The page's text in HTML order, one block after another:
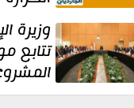
مائل
و... وزيرة
تتابع